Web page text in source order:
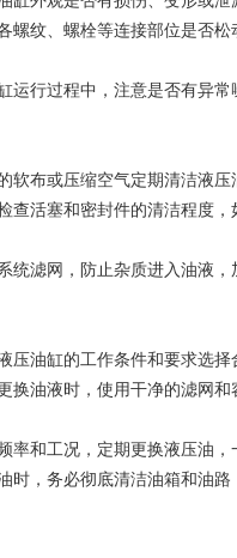
螺纹、螺栓等连接部位是否
运行过程中，注意是否有异
软布或压缩空气定期清洁液
查活塞和密封件的清洁程度
统滤网，防止杂质进入油液
压油缸的工作条件和要求选
换油液时，使用干净的滤网和
率和工况，定期更换液压油
时，务必彻底清洁油箱和油路